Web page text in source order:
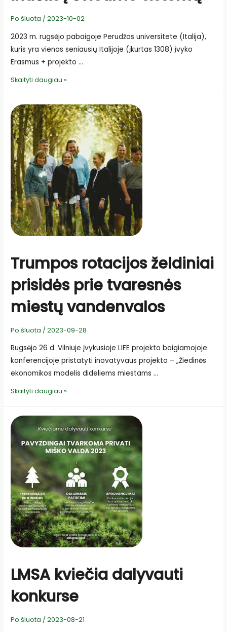
Po šluota /2023-10-02
2023 m. rugsėjo pabaigoje Perudžos universitete (Italija),
kuris yra vienas seniausių Italijoje (įkurtas 1308) įvyko
Erasmus + projekto …
LIVET
6
šalių
indėlis
į
švietimo
sistemą
Skaityti daugiau »
Trumpos rotacijos želdiniai
prisidės prie tvaresnės
miestų vandenvalos
Po šluota /2023-09-28
Rugsėjo 26 d. Vilniuje įvykusioje LIFE projekto baigiamojoje
konferencijoje pristatyti inovatyvaus projekto – „Žiedinės
ekonomikos modelis dideliems miestams …
Trumpos
želdiniai
prisidės
prie
tvaresnės
miestų
vandenvalos
Skaityti daugiau »
LMSA kviečia dalyvauti
konkurse
Po šluota /2023-08-21